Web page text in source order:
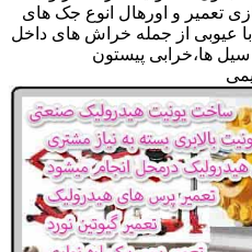
تعمیر و اورهال انوع جک های
عیوبی از جمله خراش های داخل
سیل ها،خرابی پیستون